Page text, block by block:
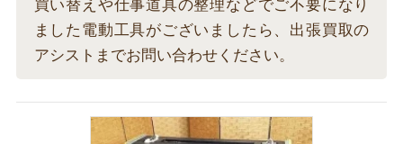
買い替えや仕事道具の整理などでご不要になり
ました電動工具がございましたら、出張買取の
アシストまでお問い合わせください。